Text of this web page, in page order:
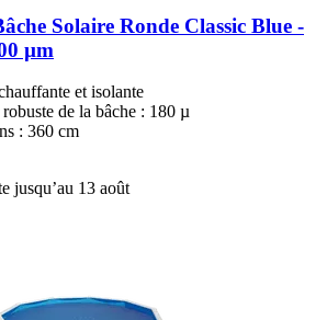
Solaire Ronde Classic Blue -​
µm
et isolante
de la bâche : 180 µ
: 360 cm
jusqu’au 13 août